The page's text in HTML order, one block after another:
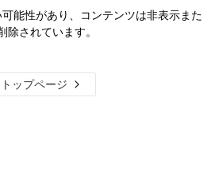
能性があり、コンテンツは非表示また
除されています。
トップページ